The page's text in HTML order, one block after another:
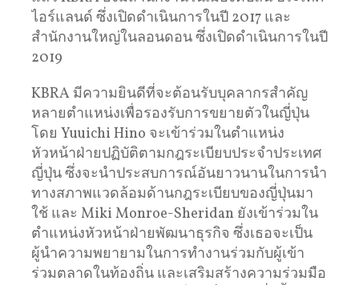
ไอร์แลนด์ ซึ่งเปิดดำเนินการในปี 2017 และ
สำนักงานใหญ่ในลอนดอน ซึ่งเปิดดำเนินการในปี
2019
KBRA มีความยินดีที่จะต้อนรับบุคลากรสำคัญ
หลายตำแหน่งเพื่อรองรับการขยายตัวในญี่ปุ่น
โดย Yuuichi Hino จะเข้าร่วมในตำแหน่ง
หัวหน้าฝ่ายปฏิบัติตามกฎระเบียบประจำประเทศ
ญี่ปุ่น ซึ่งจะนำประสบการณ์อันยาวนานในการนำ
ทางสภาพแวดล้อมด้านกฎระเบียบของญี่ปุ่นมา
ใช้ และ Miki Monroe-Sheridan ยังเข้าร่วมใน
ตำแหน่งหัวหน้าฝ่ายพัฒนาธุรกิจ ซึ่งเธอจะเป็น
ผู้นำความพยายามในการทำงานร่วมกับผู้เข้า
ร่วมตลาดในท้องถิ่น และเสริมสร้างความร่วมมือ